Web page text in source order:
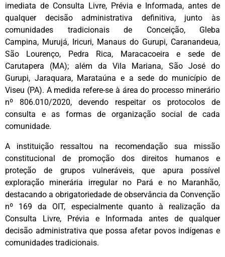
imediata de Consulta Livre, Prévia e Informada, antes de
qualquer decisão administrativa definitiva, junto às
comunidades tradicionais de Conceição, Gleba
Campina, Murujá, Iricuri, Manaus do Gurupi, Caranandeua,
São Lourenço, Pedra Rica, Maracacoeira e sede de
Carutapera (MA); além da Vila Mariana, São José do
Gurupi, Jaraquara, Marataúna e a sede do município de
Viseu (PA). A medida refere-se à área do processo minerário
nº 806.010/2020, devendo respeitar os protocolos de
consulta e as formas de organização social de cada
comunidade.
A instituição ressaltou na recomendação sua missão
constitucional de promoção dos direitos humanos e
proteção de grupos vulneráveis, que apura possível
exploração minerária irregular no Pará e no Maranhão,
destacando a obrigatoriedade de observância da Convenção
nº 169 da OIT, especialmente quanto à realização da
Consulta Livre, Prévia e Informada antes de qualquer
decisão administrativa que possa afetar povos indígenas e
comunidades tradicionais.